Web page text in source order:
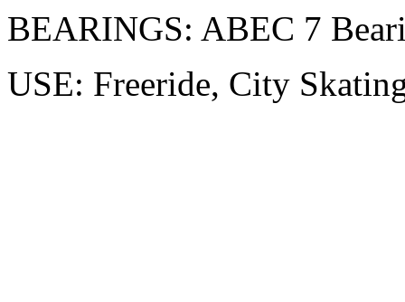
BEARINGS: ABEC 7
USE: Freeride, City